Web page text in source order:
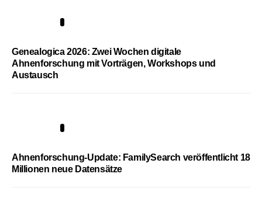
Genealogica 2026: Zwei Wochen digitale
Ahnenforschung mit Vorträgen, Workshops und
Austausch
Ahnenforschung-Update: FamilySearch veröffentlicht 18
Millionen neue Datensätze